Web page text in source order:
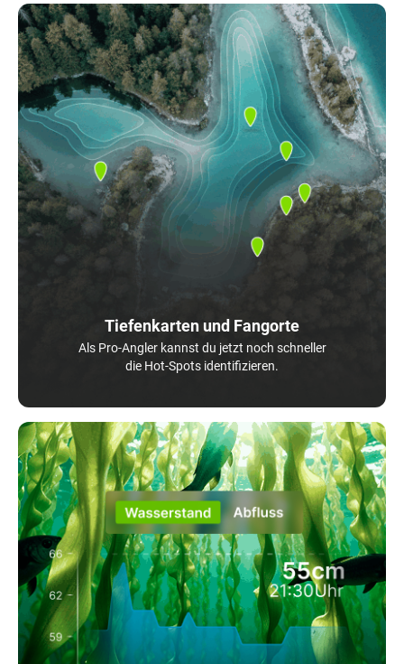
Tiefenkarten und Fangorte
Als Pro-Angler kannst du jetzt noch schneller
die Hot-Spots identifizieren.